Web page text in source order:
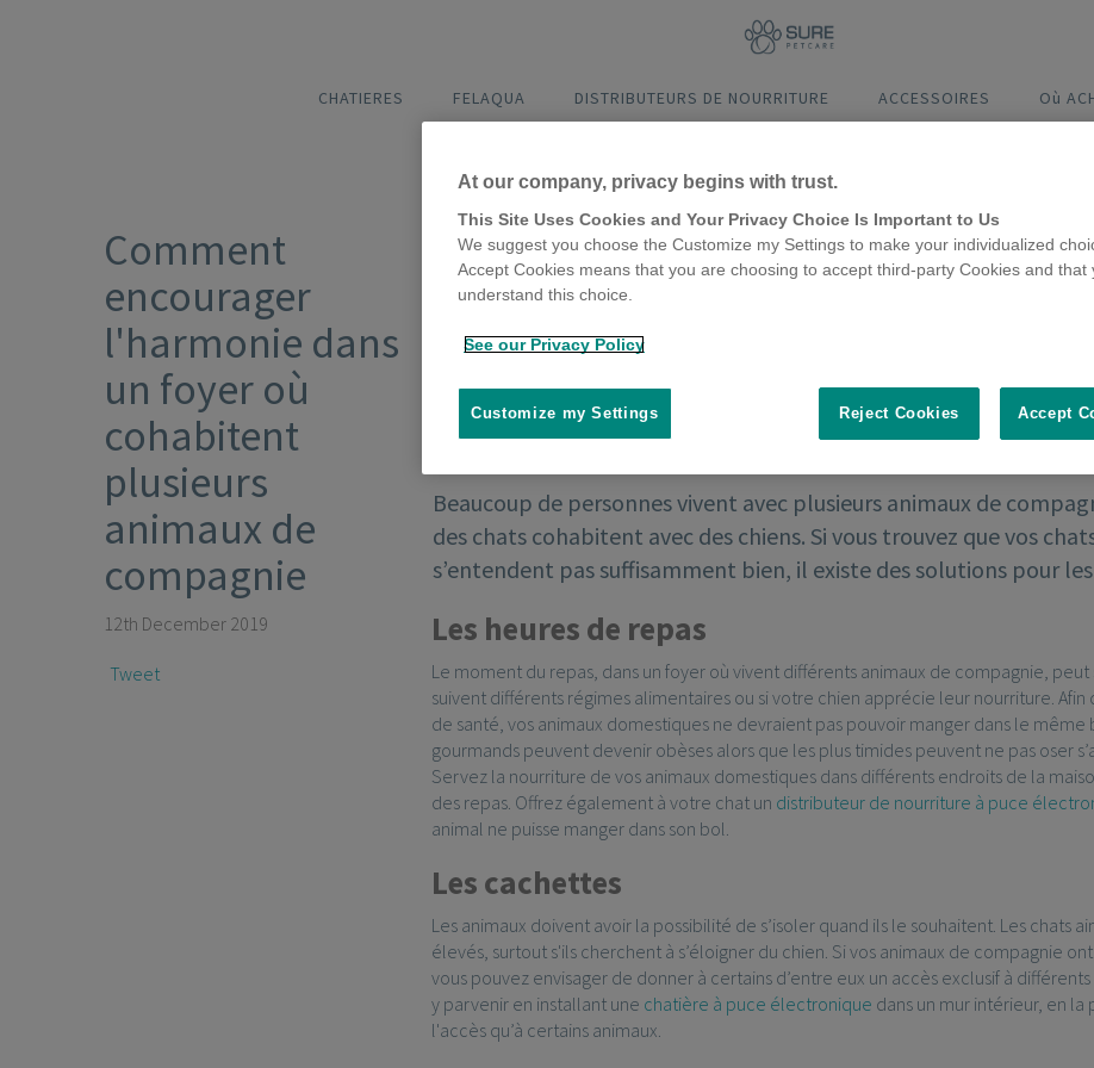
CHATIERES FELAQUA DISTRIBUTEURS DE NOURRITURE ACCESSOIRES Où
Comment
encourager
l'harmonie dans
un foyer où
cohabitent
plusieurs
animaux de
compagnie
12th December 2019
Tweet
Beaucoup de personnes vivent avec plusieurs animaux de
des chats cohabitent avec des chiens. Si vous trouvez que vos
s’entendent pas suffisamment bien, il existe des solutions pour
Les heures de repas
Le moment du repas, dans un foyer où vivent différents animaux de compagnie, peut
suivent différents régimes alimentaires ou si votre chien apprécie leur nourriture.
de santé, vos animaux domestiques ne devraient pas pouvoir manger dans le même
gourmands peuvent devenir obèses alors que les plus timides peuvent ne pas oser
Servez la nourriture de vos animaux domestiques dans différents endroits de la
des repas. Offrez également à votre chat un distributeur de nourriture à puce
animal ne puisse manger dans son bol.
Les cachettes
Les animaux doivent avoir la possibilité de s’isoler quand ils le souhaitent. Les chats
élevés, surtout s'ils cherchent à s’éloigner du chien. Si vos animaux de compagnie
vous pouvez envisager de donner à certains d’entre eux un accès exclusif à
y parvenir en installant une chatière à puce électronique dans un mur intérieur, en
l'accès qu’à certains animaux.
At our company, privacy begins with trust.
This Site Uses Cookies and Your Privacy Choice Is Important to Us
We suggest you choose the Customize my Settings to make your individualized
Accept Cookies means that you are choosing to accept third-party Cookies and that
understand this choice.
See our Privacy Policy
Reject Cookies Accept
Customize my Settings